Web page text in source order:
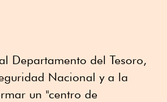
Departamento del Tesoro,
Nacional y a la
un "centro de